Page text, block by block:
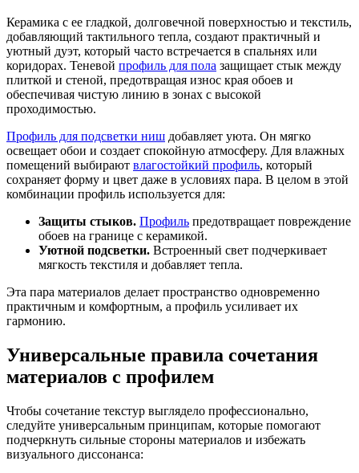
Керамика с ее гладкой, долговечной поверхностью и текстиль,
добавляющий тактильного тепла, создают практичный и
уютный дуэт, который часто встречается в спальнях или
коридорах. Теневой профиль для пола защищает стык между
плиткой и стеной, предотвращая износ края обоев и
обеспечивая чистую линию в зонах с высокой
проходимостью.
Профиль для подсветки ниш добавляет уюта. Он мягко
освещает обои и создает спокойную атмосферу. Для влажных
помещений выбирают влагостойкий профиль, который
сохраняет форму и цвет даже в условиях пара. В целом в этой
комбинации профиль используется для:
Защиты стыков. Профиль предотвращает повреждение
обоев на границе с керамикой.
Уютной подсветки. Встроенный свет подчеркивает
мягкость текстиля и добавляет тепла.
Эта пара материалов делает пространство одновременно
практичным и комфортным, а профиль усиливает их
гармонию.
Универсальные правила сочетания
материалов с профилем
Чтобы сочетание текстур выглядело профессионально,
следуйте универсальным принципам, которые помогают
подчеркнуть сильные стороны материалов и избежать
визуального диссонанса: